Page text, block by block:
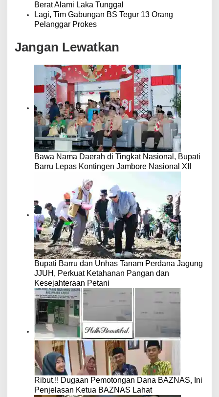
Berat Alami Laka Tunggal
Lagi, Tim Gabungan BS Tegur 13 Orang
Pelanggar Prokes
Jangan Lewatkan
Bawa Nama Daerah di Tingkat Nasional, Bupati
Barru Lepas Kontingen Jambore Nasional XII
Bupati Barru dan Unhas Tanam Perdana Jagung
JJUH, Perkuat Ketahanan Pangan dan
Kesejahteraan Petani
Ribut.!! Dugaan Pemotongan Dana BAZNAS, Ini
Penjelasan Ketua BAZNAS Lahat